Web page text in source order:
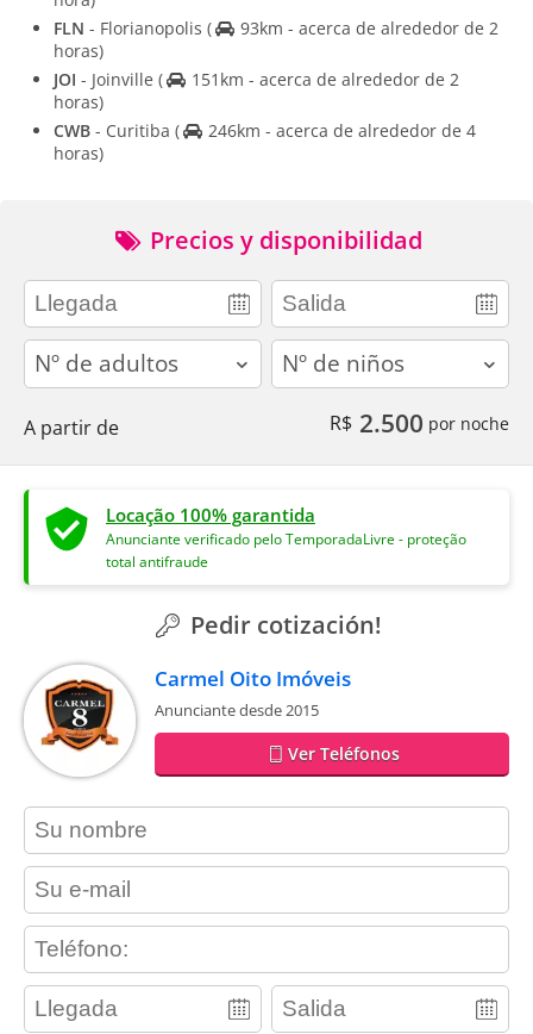
FLN - Florianopolis (
93km - acerca de alrededor de 2
horas)
JOI - Joinville (
151km - acerca de alrededor de 2
horas)
CWB - Curitiba (
246km - acerca de alrededor de 4
horas)
Precios y disponibilidad
adults children
A partir de R$ 2.500 por noche
Locação 100% garantida
Anunciante verificado pelo TemporadaLivre - proteção
total antifraude
Pedir cotización!
Carmel Oito Imóveis
Anunciante desde 2015
Ver Teléfonos
contact_name
contact_email
contact_phone